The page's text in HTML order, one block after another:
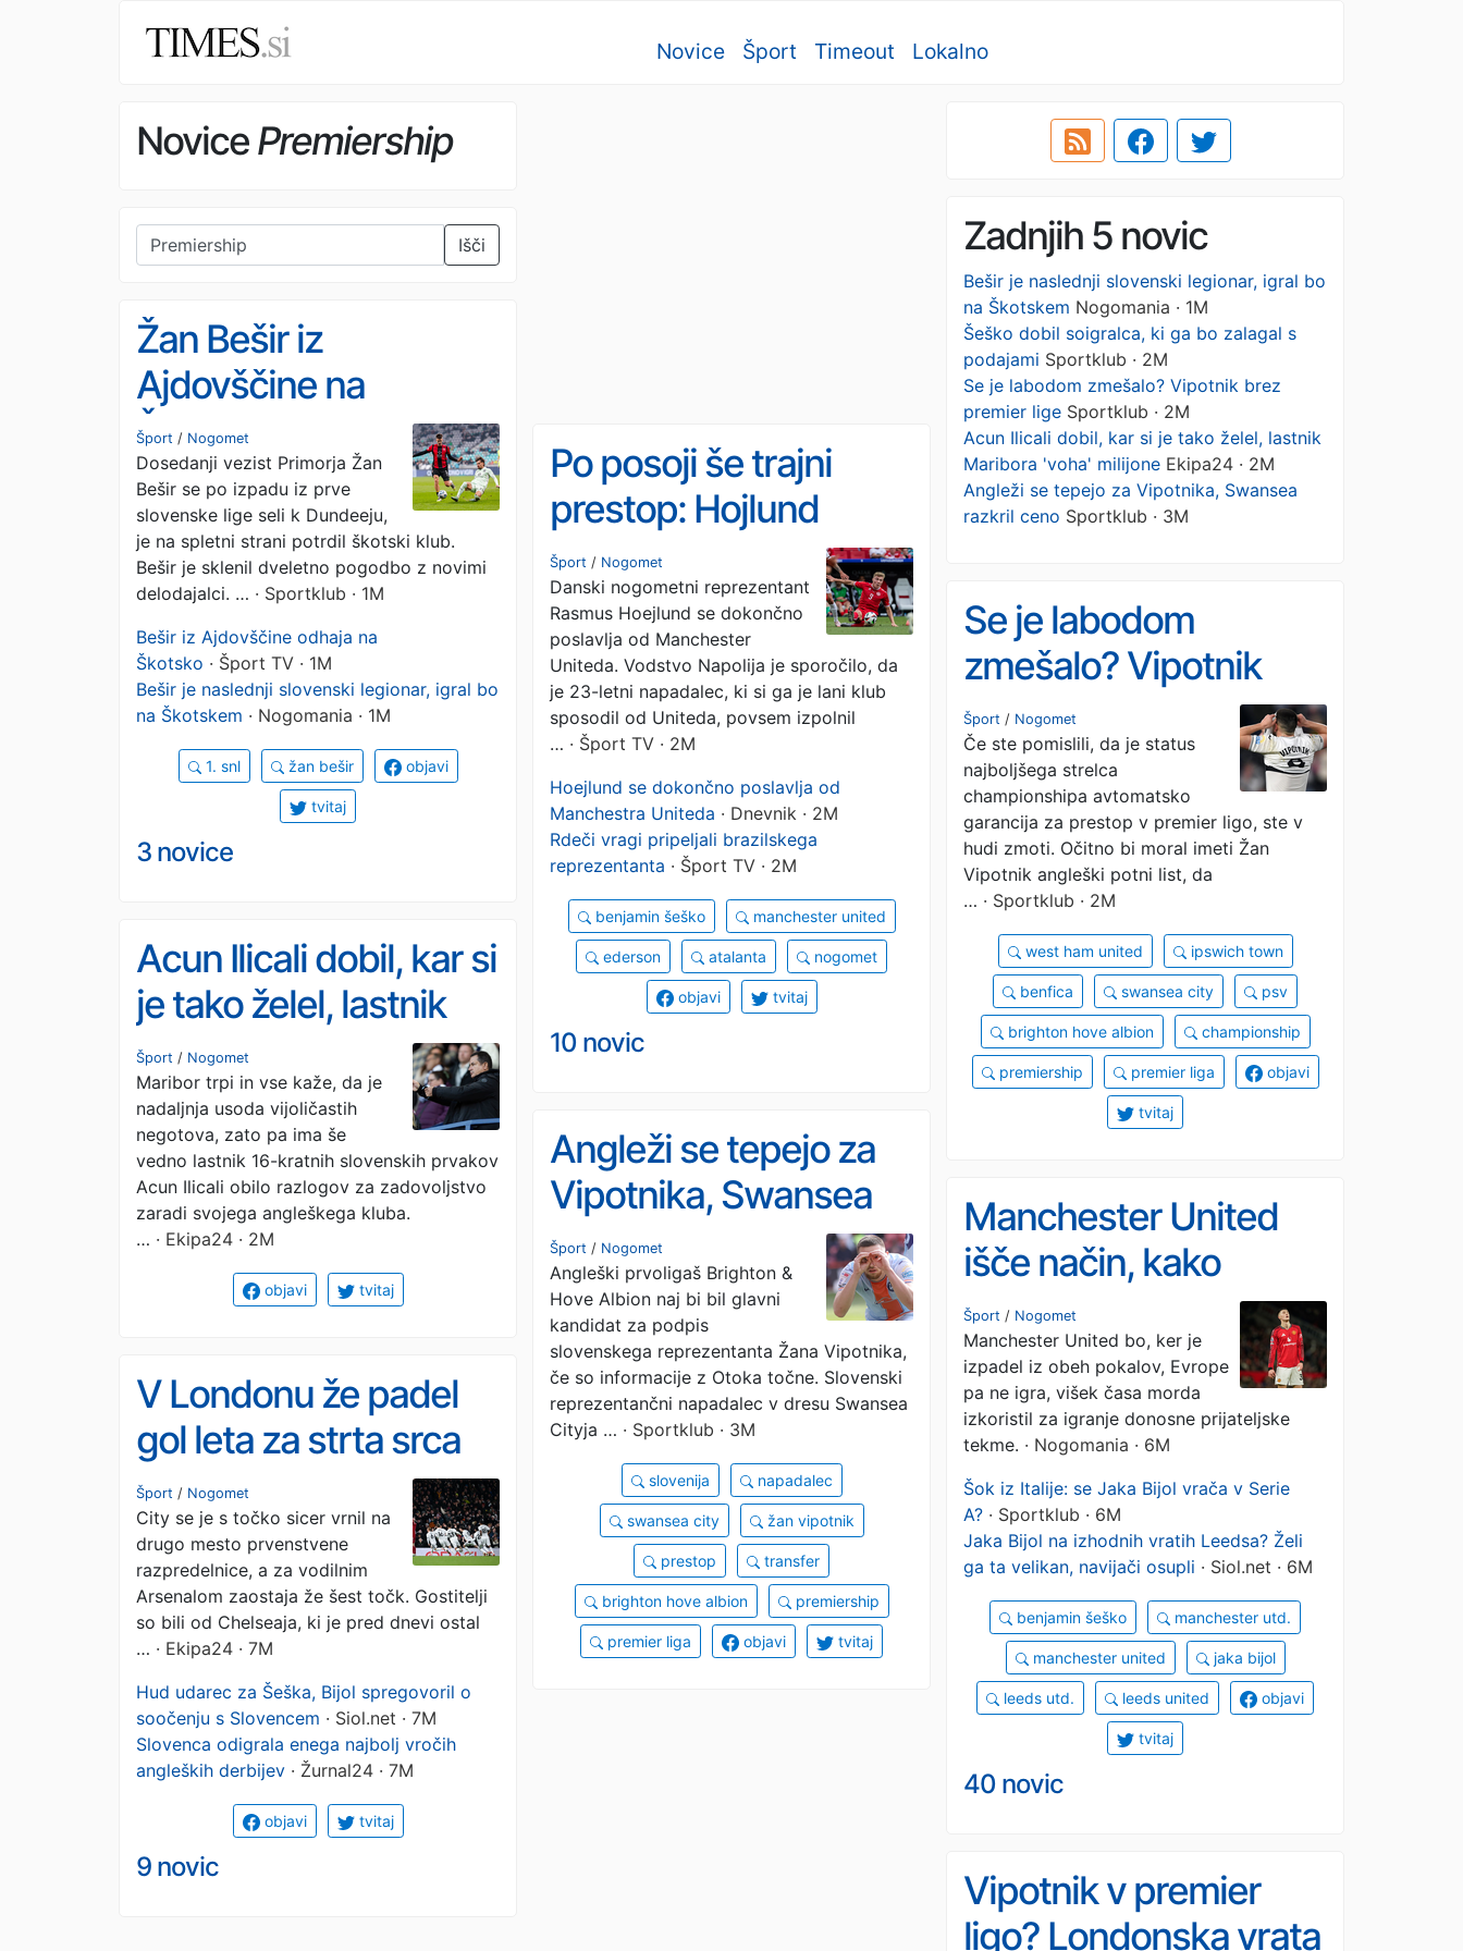
Novice Šport Timeout Lokalno
NovicePremiership
Išči Zadnjih 5 novic
Bešir je naslednji slovenski legionar, igral bo
na Škotskem Nogomania · 1M
Šeško dobil soigralca, ki ga bo zalagal s
podajami Sportklub · 2M
Se je labodom zmešalo? Vipotnik brez
premier lige Sportklub · 2M
Acun Ilicali dobil, kar si je tako želel, lastnik
Maribora 'voha' milijone Ekipa24 · 2M
Angleži se tepejo za Vipotnika, Swansea
razkril ceno Sportklub · 3M
Žan Bešir iz
Ajdovščine na
Škotsko
Šport / Nogomet
Dosedanji vezist Primorja Žan
Bešir se po izpadu iz prve
slovenske lige seli k Dundeeju,
je na spletni strani potrdil škotski klub.
Bešir je sklenil dveletno pogodbo z novimi
delodajalci. … · Sportklub · 1M
Bešir iz Ajdovščine odhaja na
Škotsko · Šport TV · 1M
Bešir je naslednji slovenski legionar, igral bo
na Škotskem · Nogomania · 1M
1. snl žan bešir objavi
tvitaj
3 novice
Po posoji še trajni
prestop: Hojlund
ostaja v Italiji
Šport / Nogomet
Danski nogometni reprezentant
Rasmus Hoejlund se dokončno
poslavlja od Manchester
Uniteda. Vodstvo Napolija je sporočilo, da
je 23-letni napadalec, ki si ga je lani klub
sposodil od Uniteda, povsem izpolnil
… · Šport TV · 2M
Hoejlund se dokončno poslavlja od
Manchestra Uniteda · Dnevnik · 2M
Rdeči vragi pripeljali brazilskega
reprezentanta · Šport TV · 2M
benjamin šeško manchester united
ederson atalanta nogomet
objavi tvitaj
10 novic
Se je labodom
zmešalo? Vipotnik
brez premier lige
Šport / Nogomet
Če ste pomislili, da je status
najboljšega strelca
championshipa avtomatsko
garancija za prestop v premier ligo, ste v
hudi zmoti. Očitno bi moral imeti Žan
Vipotnik angleški potni list, da
… · Sportklub · 2M
west ham united ipswich town
benfica swansea city psv
brighton hove albion championship
premiership premier liga objavi
tvitaj
Acun Ilicali dobil, kar si
je tako želel, lastnik
Maribora 'voha'
milijone
Šport / Nogomet
Maribor trpi in vse kaže, da je
nadaljnja usoda vijoličastih
negotova, zato pa ima še
vedno lastnik 16-kratnih slovenskih prvakov
Acun Ilicali obilo razlogov za zadovoljstvo
zaradi svojega angleškega kluba.
… · Ekipa24 · 2M
objavi tvitaj
Angleži se tepejo za
Vipotnika, Swansea
razkril ceno
Šport / Nogomet
Angleški prvoligaš Brighton &
Hove Albion naj bi bil glavni
kandidat za podpis
slovenskega reprezentanta Žana Vipotnika,
če so informacije z Otoka točne. Slovenski
reprezentančni napadalec v dresu Swansea
Cityja … · Sportklub · 3M
slovenija napadalec
swansea city žan vipotnik
prestop transfer
brighton hove albion premiership
premier liga objavi tvitaj
Manchester United
išče način, kako
pokriti izpad
dohodkov: Benjamin
Šeško morda še ni
odigral zadnje tekme
proti Cristianu
Ronaldu!
Šport / Nogomet
Manchester United bo, ker je
izpadel iz obeh pokalov, Evrope
pa ne igra, višek časa morda
izkoristil za igranje donosne prijateljske
tekme. · Nogomania · 6M
Šok iz Italije: se Jaka Bijol vrača v Serie
A? · Sportklub · 6M
Jaka Bijol na izhodnih vratih Leedsa? Želi
ga ta velikan, navijači osupli · Siol.net · 6M
benjamin šeško manchester utd.
manchester united jaka bijol
leeds utd. leeds united objavi
tvitaj
40 novic
V Londonu že padel
gol leta za strta srca
Liverpoolčanov?
(video)
Šport / Nogomet
City se je s točko sicer vrnil na
drugo mesto prvenstvene
razpredelnice, a za vodilnim
Arsenalom zaostaja že šest točk. Gostitelji
so bili od Chelseaja, ki je pred dnevi ostal
… · Ekipa24 · 7M
Hud udarec za Šeška, Bijol spregovoril o
soočenju s Slovencem · Siol.net · 7M
Slovenca odigrala enega najbolj vročih
angleških derbijev · Žurnal24 · 7M
objavi tvitaj
9 novic
Vipotnik v premier
ligo? Londonska vrata